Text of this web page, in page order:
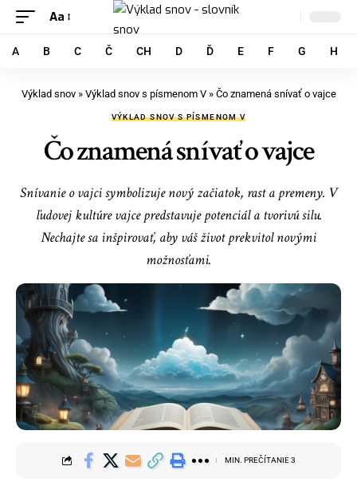
Aa
A B C Č CH D Ď E F G H
Výklad snov» Výklad snov s písmenom V» Čo znamená snívať o vajce
VÝKLAD SNOV S PÍSMENOM V
Čo znamená snívať o vajce
Snívanie o vajci symbolizuje nový začiatok, rast a premeny. V
ľudovej kultúre vajce predstavuje potenciál a tvorivú silu.
Nechajte sa inšpirovať, aby váš život prekvitol novými
možnosťami.
MIN. PREČÍTANIE 3